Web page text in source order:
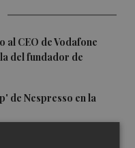
al CEO de Vodafone
del fundador de
de Nespresso en la